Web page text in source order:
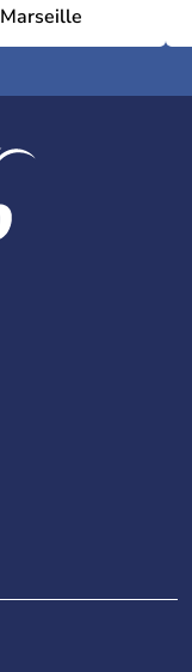
Marseille